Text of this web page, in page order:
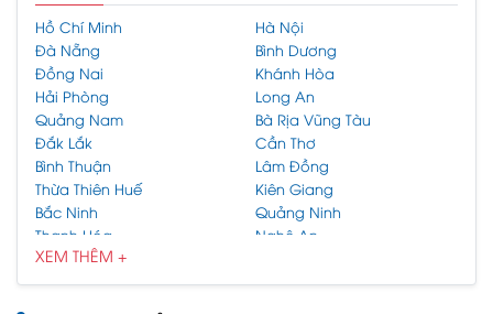
Hồ Chí Minh
Hà Nội
Đà Nẵng
Bình Dương
Đồng Nai
Khánh Hòa
Hải Phòng
Long An
Quảng Nam
Bà Rịa Vũng Tàu
Đắk Lắk
Cần Thơ
Bình Thuận
Lâm Đồng
Thừa Thiên Huế
Kiên Giang
Bắc Ninh
Quảng Ninh
Thanh Hóa
Nghệ An
Hải Dương
Bình Phước
Hưng Yên
XEM THÊM +